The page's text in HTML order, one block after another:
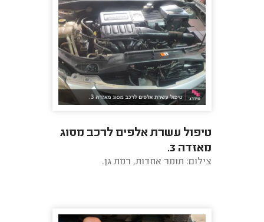
טיפול עשרת אלפים לרכב מסוג
מאזדה 3.
צילום: תומר אחדות, רמת גן.